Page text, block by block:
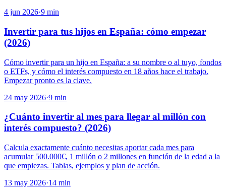
4 jun 2026·9 min
Invertir para tus hijos en España: cómo empezar
(2026)
Cómo invertir para un hijo en España: a su nombre o al tuyo, fondos
o ETFs, y cómo el interés compuesto en 18 años hace el trabajo.
Empezar pronto es la clave.
24 may 2026·9 min
¿Cuánto invertir al mes para llegar al millón con
interés compuesto? (2026)
Calcula exactamente cuánto necesitas aportar cada mes para
acumular 500.000€, 1 millón o 2 millones en función de la edad a la
que empiezas. Tablas, ejemplos y plan de acción.
13 may 2026·14 min